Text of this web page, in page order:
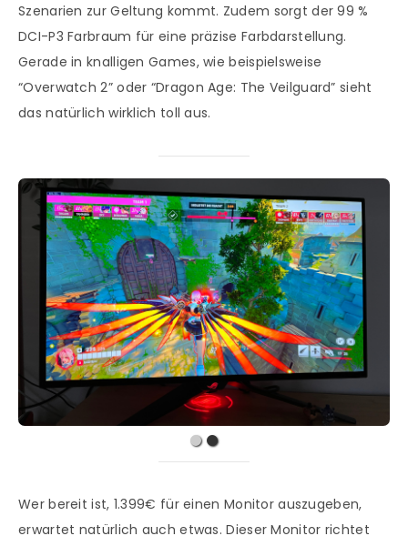
Szenarien zur Geltung kommt. Zudem sorgt der 99 %
DCI-P3 Farbraum für eine präzise Farbdarstellung.
Gerade in knalligen Games, wie beispielsweise
“Overwatch 2” oder “Dragon Age: The Veilguard” sieht
das natürlich wirklich toll aus.
Wer bereit ist, 1.399€ für einen Monitor auszugeben,
erwartet natürlich auch etwas. Dieser Monitor richtet